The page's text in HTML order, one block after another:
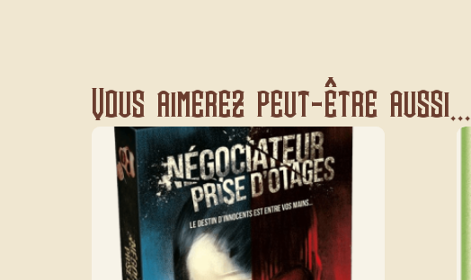
Vous aimerez peut-être aussi...